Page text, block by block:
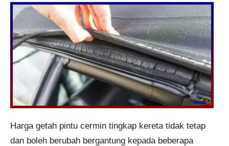
Harga getah pintu cermin tingkap kereta tidak tetap
dan boleh berubah bergantung kepada beberapa